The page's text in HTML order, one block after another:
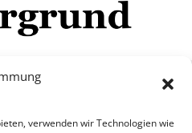
verwenden wir Technologien wie